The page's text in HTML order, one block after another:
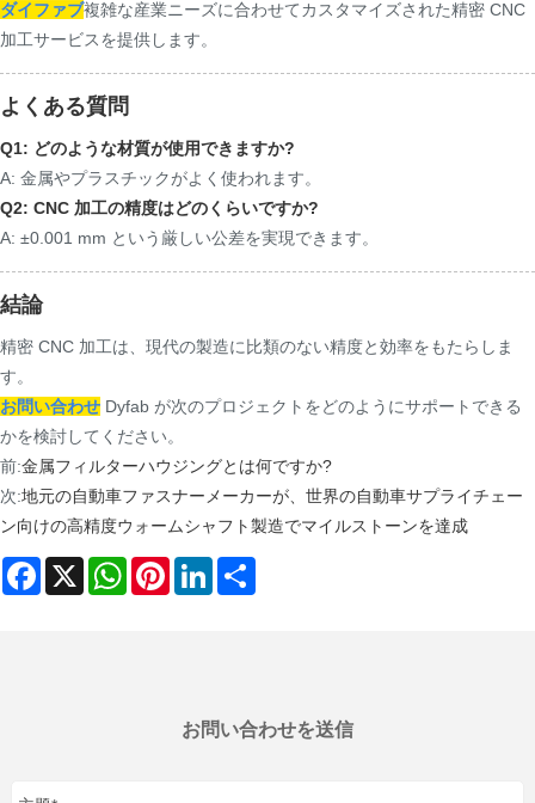
ダイファブ複雑な産業ニーズに合わせてカスタマイズされた精密 CNC
加工サービスを提供します。
よくある質問
Q1: どのような材質が使用できますか?
A: 金属やプラスチックがよく使われます。
Q2: CNC 加工の精度はどのくらいですか?
A: ±0.001 mm という厳しい公差を実現できます。
結論
精密 CNC 加工は、現代の製造に比類のない精度と効率をもたらしま
す。
お問い合わせ Dyfab が次のプロジェクトをどのようにサポートできる
かを検討してください。
前:金属フィルターハウジングとは何ですか?
次:地元の自動車ファスナーメーカーが、世界の自動車サプライチェー
ン向けの高精度ウォームシャフト製造でマイルストーンを達成
Facebook
X WhatsAppPinterestLinkedIn
お問い合わせを送信